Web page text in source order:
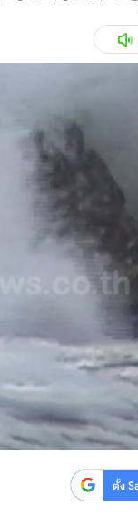
รถยนต์
เที่ยว-กิน
Tasteful
Sanook
ตั้ง